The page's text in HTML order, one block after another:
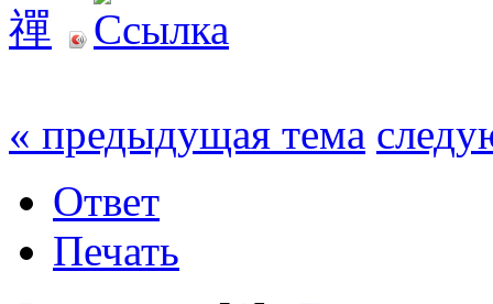
禪
« предыдущая тема
Ответ
Печать